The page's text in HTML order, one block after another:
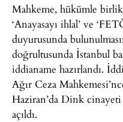
Mahkeme, hükümle
‘Anayasayı ihlal’ ve
duyurusunda
doğrultusunda İstanbul
iddianame hazırlandı.
Ağır Ceza
Haziran’da Dink cinayeti
açıldı.